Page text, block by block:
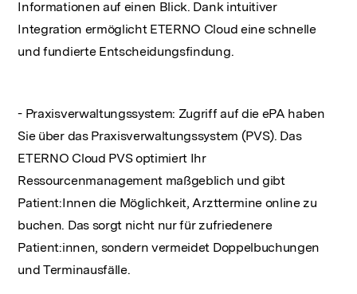
Informationen auf einen Blick. Dank intuitiver
Integration ermöglicht ETERNO Cloud eine schnelle
und fundierte Entscheidungsfindung.
- Praxisverwaltungssystem: Zugriff auf die ePA haben
Sie über das Praxisverwaltungssystem (PVS). Das
ETERNO Cloud PVS optimiert Ihr
Ressourcenmanagement maßgeblich und gibt
Patient:Innen die Möglichkeit, Arzttermine online zu
buchen. Das sorgt nicht nur für zufriedenere
Patient:innen, sondern vermeidet Doppelbuchungen
und Terminausfälle.